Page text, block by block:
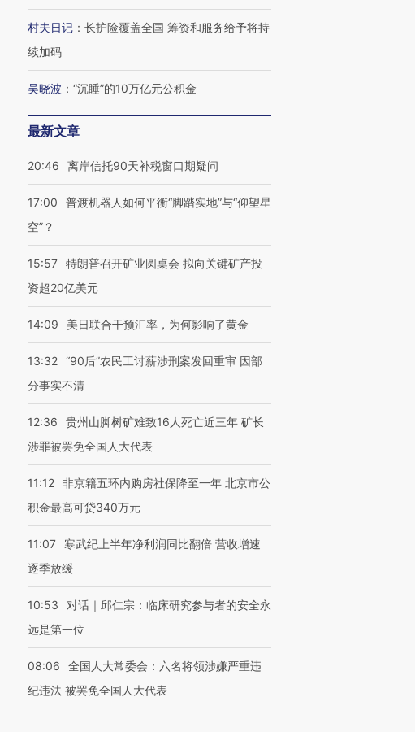
者“堕落的白痴”
阿根廷3-0阿尔及利亚
猛犸象化石接连露出
村夫日记 ： 长护险覆盖全国 筹资和服务给予将持
续加码
吴晓波 ： “沉睡”的10万亿元公积金
最新文章
20:46 离岸信托90天补税窗口期疑问
17:00
普渡机器人如何平衡“脚踏实地”与“仰望星
空”？
15:57 特朗普召开矿业圆桌会 拟向关键矿产投
资超20亿美元
14:09 美日联合干预汇率，为何影响了黄金
13:32 “90后”农民工讨薪涉刑案发回重审 因部
分事实不清
12:36
贵州山脚树矿难致16人死亡近三年 矿长
涉罪被罢免全国人大代表
11:12 非京籍五环内购房社保降至一年 北京市公
积金最高可贷340万元
11:07
寒武纪上半年净利润同比翻倍 营收增速
逐季放缓
10:53
对话｜邱仁宗：临床研究参与者的安全永
远是第一位
08:06
全国人大常委会：六名将领涉嫌严重违
纪违法 被罢免全国人大代表